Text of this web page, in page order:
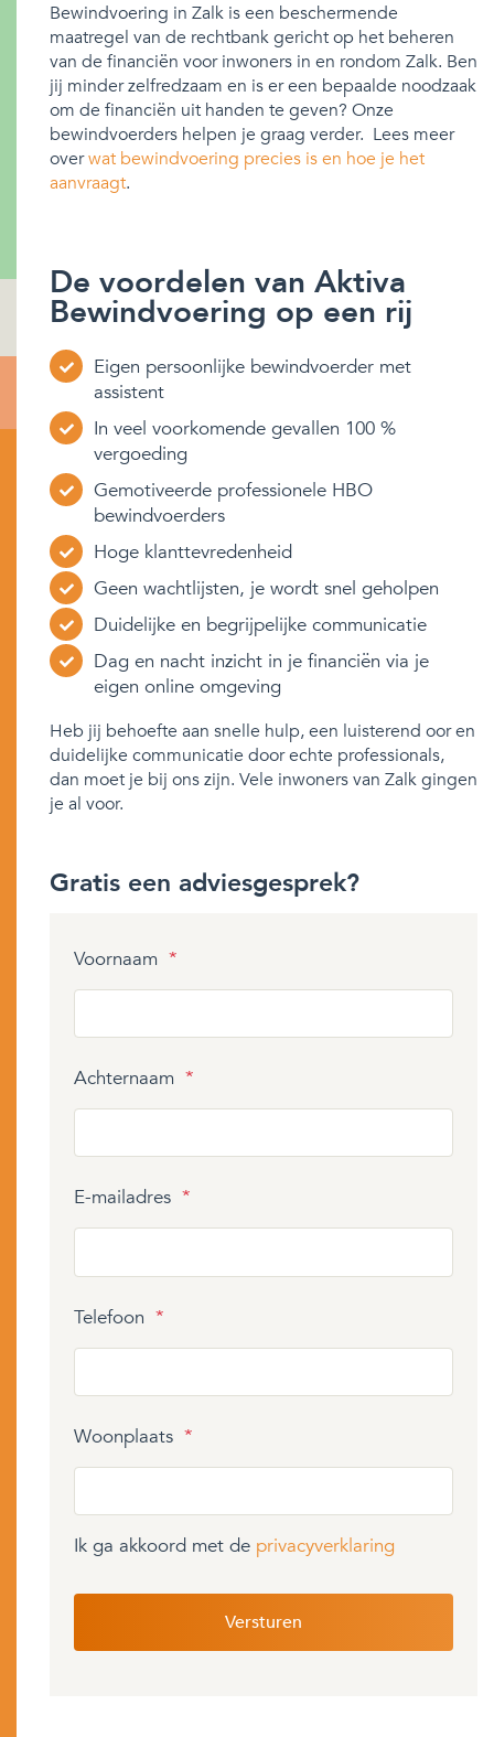
Bewindvoering in Zalk is een beschermende
maatregel van de rechtbank gericht op het beheren
van de financiën voor inwoners in en rondom Zalk. Ben
jij minder zelfredzaam en is er een bepaalde noodzaak
om de financiën uit handen te geven? Onze
bewindvoerders helpen je graag verder. Lees meer
overwat bewindvoering precies is en hoe je het
aanvraagt.
De voordelen van Aktiva
Bewindvoering op een rij
Eigen persoonlijke bewindvoerder met
assistent
In veel voorkomende gevallen 100 %
vergoeding
Gemotiveerde professionele HBO
bewindvoerders
Hoge klanttevredenheid
Geen wachtlijsten, je wordt snel geholpen
Duidelijke en begrijpelijke communicatie
Dag en nacht inzicht in je financiën via je
eigen online omgeving
Heb jij behoefte aan snelle hulp, een luisterend oor en
duidelijke communicatie door echte professionals,
dan moet je bij ons zijn. Vele inwoners van Zalk gingen
je al voor.
Gratis een adviesgesprek?
Voornaam *
Achternaam *
E-mailadres *
Telefoon *
Woonplaats *
Ik ga akkoord met de privacyverklaring